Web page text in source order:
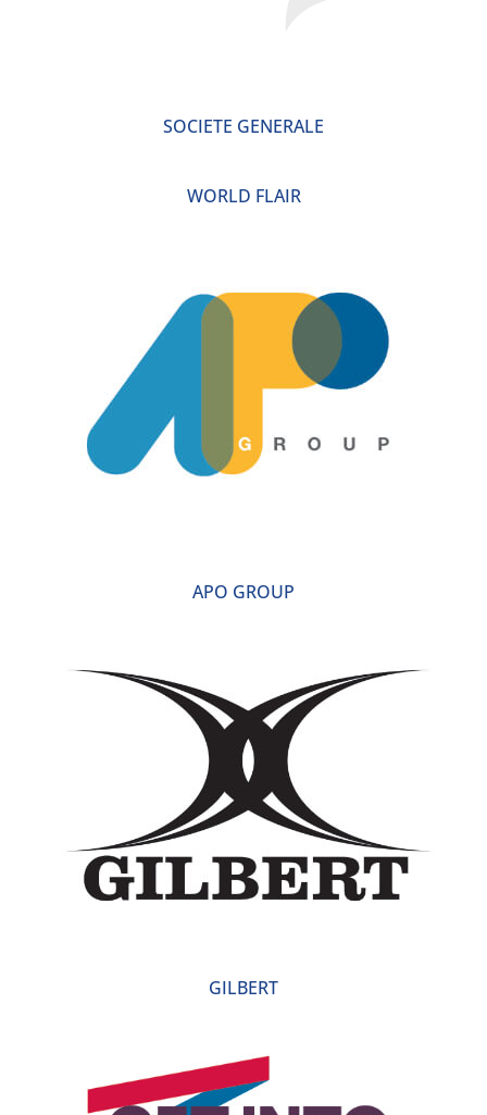
SOCIETE GENERALE
WORLD FLAIR
APO GROUP
GILBERT